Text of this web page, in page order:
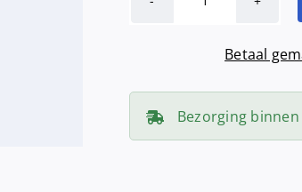
MediQo-
Grab
RVS
met
Betaal
Bezorging